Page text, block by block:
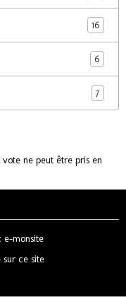
16
6
7
ne peut être pris en
e-monsite
ce site